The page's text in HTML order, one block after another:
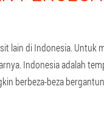
lain di Indonesia. Untuk
Indonesia adalah
berbeza-beza